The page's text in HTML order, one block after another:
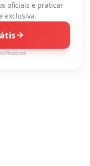
oficiais e praticar
exclusiva.